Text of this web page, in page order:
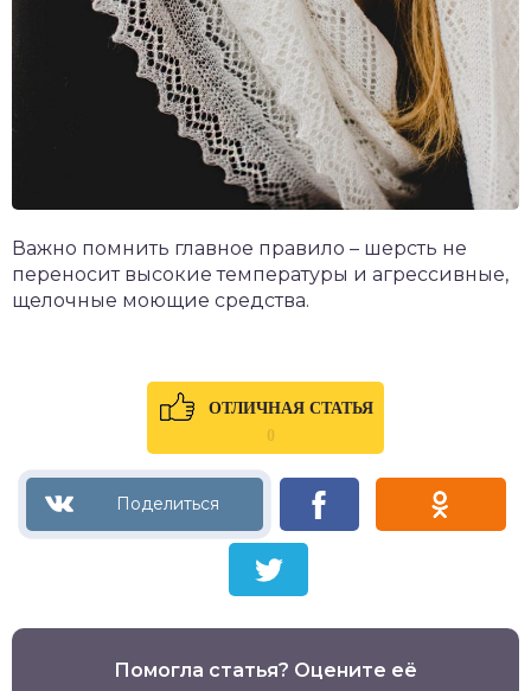
Важно помнить главное правило – шерсть не
переносит высокие температуры и агрессивные,
щелочные моющие средства.
ОТЛИЧНАЯ СТАТЬЯ
0
Помогла статья? Оцените её